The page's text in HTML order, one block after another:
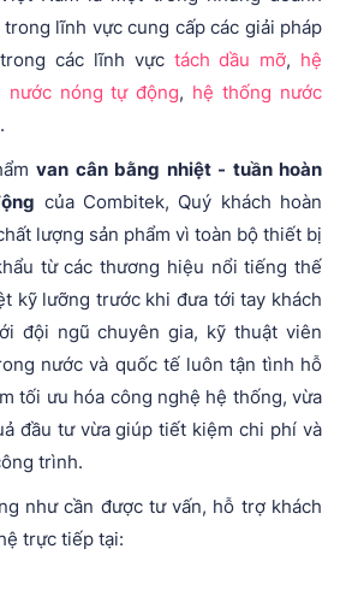
lĩnh vực cung cấp các giải pháp
các lĩnh vực tách dầu mỡ, hệ
nước nóng tự động, hệ thống nước
van cân bằng nhiệt - tuần hoàn
của Combitek, Quý khách hoàn
lượng sản phẩm vì toàn bộ thiết bị
từ các thương hiệu nổi tiếng thế
kỹ lưỡng trước khi đưa tới tay khách
đội ngũ chuyên gia, kỹ thuật viên
nước và quốc tế luôn tận tình hỗ
tối ưu hóa công nghệ hệ thống, vừa
đầu tư vừa giúp tiết kiệm chi phí và
trình.
như cần được tư vấn, hỗ trợ khách
trực tiếp tại: